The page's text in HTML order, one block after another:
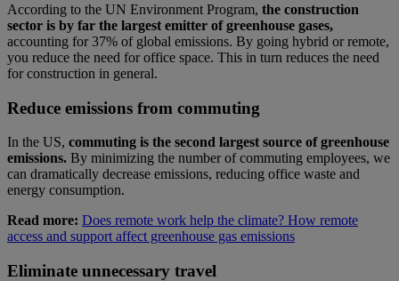
According to the UN Environment Program, the construction
sector is by far the largest emitter of greenhouse gases,
accounting for 37% of global emissions. By going hybrid or remote,
you reduce the need for office space. This in turn reduces the need
for construction in general.
Reduce emissions from commuting
In the US, commuting is the second largest source of greenhouse
emissions. By minimizing the number of commuting employees, we
can dramatically decrease emissions, reducing office waste and
energy consumption.
Read more: Does remote work help the climate? How remote
access and support affect greenhouse gas emissions
Eliminate unnecessary travel